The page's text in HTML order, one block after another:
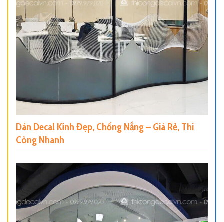
Dán Decal Kính Đẹp, Chống Nắng – Giá Rẻ, Thi
Công Nhanh